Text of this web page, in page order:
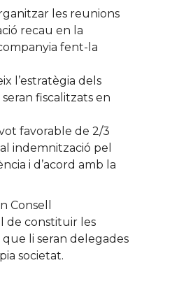
les reunions
recau en la
fent-la
l’estratègia dels
fiscalitzats en
favorable de 2/3
indemnització pel
i d’acord amb la
Consell
de constituir les
que li seran delegades
societat.